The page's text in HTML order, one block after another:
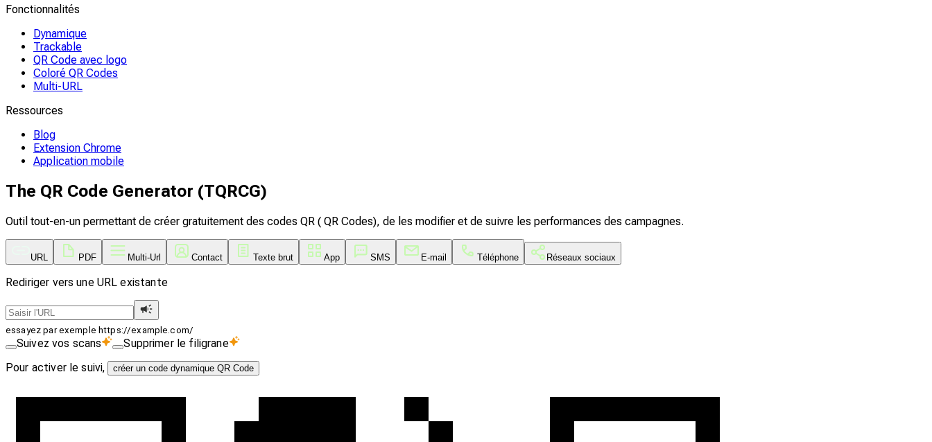
Fonctionnalités
Dynamique
Trackable
QR Code avec logo
Coloré QR Codes
Multi-URL
Ressources
Blog
Extension Chrome
Application mobile
The QR Code Generator (TQRCG)
Outil tout-en-un permettant de créer gratuitement des codes QR ( QR Codes), de les modifier et de suivre les performances des campagnes.
URL PDF Multi-Url Contact Texte brut App SMS E-mail Téléphone Réseaux sociaux
Rediriger vers une URL existante
essayez par exemple https://example.com/
Suivez vos scans
Supprimer le filigrane
Pour activer le suivi,
créer un code dynamique QR Code